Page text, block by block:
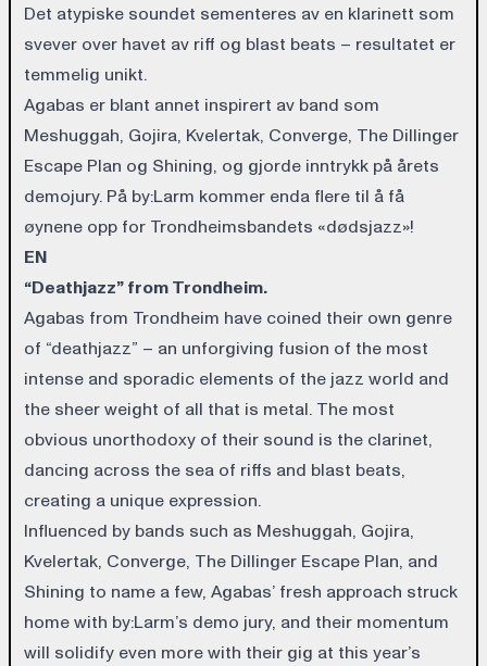
Det atypiske soundet sementeres av en klarinett som
svever over havet av riff og blast beats – resultatet er
temmelig unikt.
Agabas er blant annet inspirert av band som
Meshuggah, Gojira, Kvelertak, Converge, The Dillinger
Escape Plan og Shining, og gjorde inntrykk på årets
demojury. På by:Larm kommer enda flere til å få
øynene opp for Trondheimsbandets «dødsjazz»!
EN
“Deathjazz” from Trondheim.
Agabas from Trondheim have coined their own genre
of “deathjazz” – an unforgiving fusion of the most
intense and sporadic elements of the jazz world and
the sheer weight of all that is metal. The most
obvious unorthodoxy of their sound is the clarinet,
dancing across the sea of riffs and blast beats,
creating a unique expression.
Influenced by bands such as Meshuggah, Gojira,
Kvelertak, Converge, The Dillinger Escape Plan, and
Shining to name a few, Agabas’ fresh approach struck
home with by:Larm’s demo jury, and their momentum
will solidify even more with their gig at this year’s